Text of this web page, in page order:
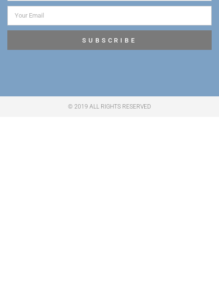
SUBSCRIBE
© 2019 ALL RIGHTS RESERVED​